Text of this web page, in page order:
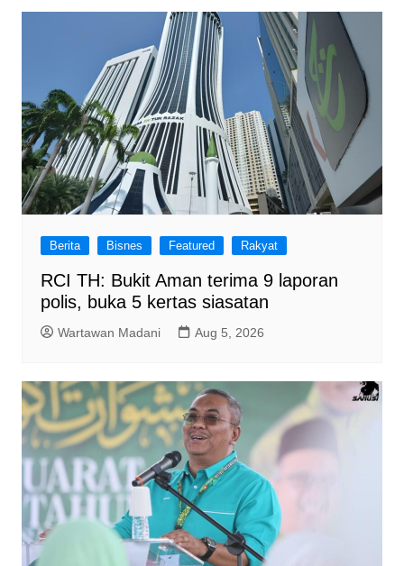
Berita Bisnes Featured Rakyat
RCI TH: Bukit Aman terima 9 laporan
polis, buka 5 kertas siasatan
Wartawan Madani Aug 5, 2026